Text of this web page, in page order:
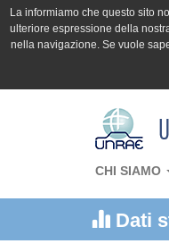
La informiamo che questo sito
ulteriore espressione della
nella navigazione. Se vuole
CHI SIAMO
Dati